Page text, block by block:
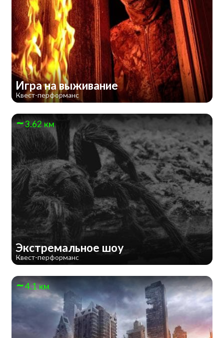
Игра на выживание
Квест-перформанс
3.62 км
Экстремальное шоу
Квест-перформанс
4.1 км